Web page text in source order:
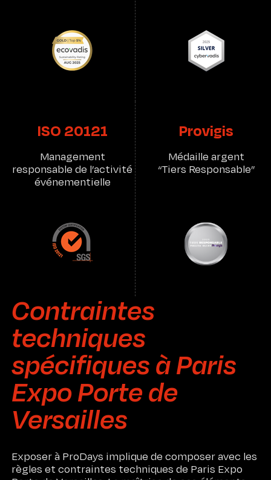
ISO 20121
Management
responsable de l’activité
événementielle
Provigis
Médaille argent
“Tiers Responsable”
Contraintes
techniques
spécifiques à Paris
Expo Porte de
Versailles
Exposer à ProDays implique de composer avec les
règles et contraintes techniques de Paris Expo